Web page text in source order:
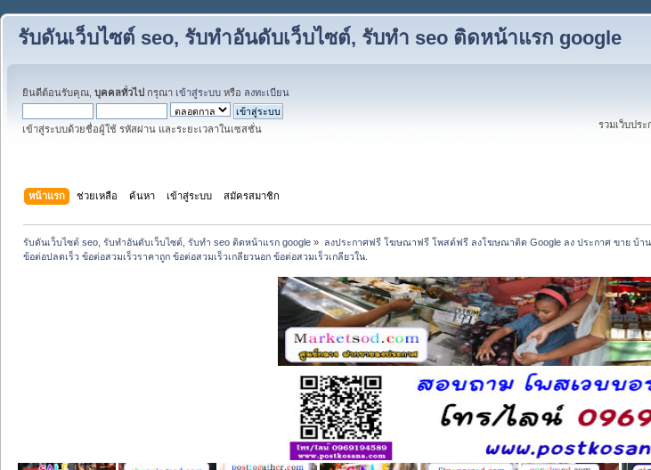
รับดันเว็บไซต์ seo, รับทำอันดับเว็บไซต์, รับทำ seo ติดหน้าแรก google
ยินดีต้อนรับคุณ, บุคคลทั่วไป กรุณา เข้าสู่ระบบ หรือ ลงทะเบียน
เข้าสู่ระบบด้วยชื่อผู้ใช้ รหัสผ่าน และระยะเวลาในเซสชั่น
รวมเว็บปร
หน้าแรก ช่วยเหลือ ค้นหา เข้าสู่ระบบ สมัครสมาชิก
รับดันเว็บไซต์ seo, รับทำอันดับเว็บไซต์, รับทำ seo ติดหน้าแรก google » ลงประกาศฟรี โฆษณาฟรี โพสต์ฟรี ลงโฆษณาติด Google ลง ประกาศ ขาย บ้า
ข้อต่อปลดเร็ว ข้อต่อสวมเร็วราคาถูก ข้อต่อสวมเร็วเกลียวนอก ข้อต่อสวมเร็วเกลียวใน.